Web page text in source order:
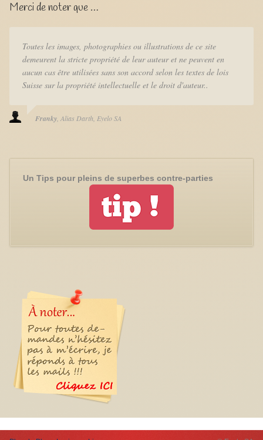
Merci de noter que …
Toutes les images, photographies ou illustrations de ce site
demeurent la stricte propriété de leur auteur et ne peuvent en
aucun cas être utilisées sans son accord selon les textes de lois
Suisse sur la propriété intellectuelle et le droit d'auteur..
Franky Alias Darth Eyelo SA
Un Tips pour pleins de superbes contre-parties